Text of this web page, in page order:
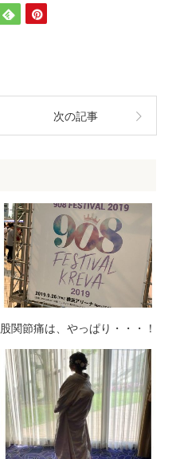
次の記事
股関節痛は、やっぱり・・・！